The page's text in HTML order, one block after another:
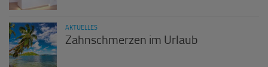
AKTUELLES
Zahnschmerzen im Urlaub